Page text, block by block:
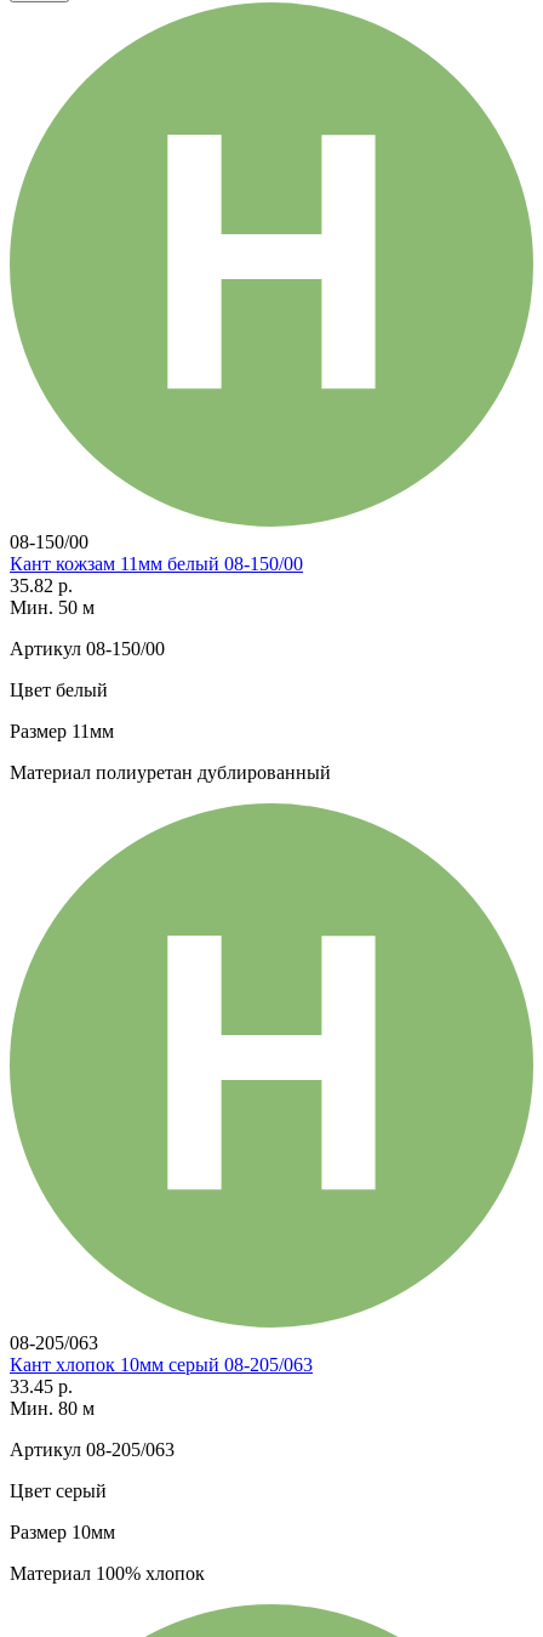
08-150/00
Кант кожзам 11мм белый 08-150/00
35.82 р.
Мин. 50 м
Артикул 08-150/00
Цвет белый
Размер 11мм
Материал полиуретан дублированный
08-205/063
Кант хлопок 10мм серый 08-205/063
33.45 р.
Мин. 80 м
Артикул 08-205/063
Цвет серый
Размер 10мм
Материал 100% хлопок